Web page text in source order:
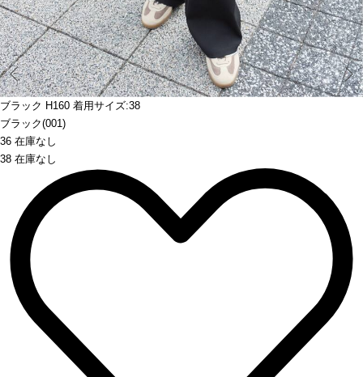
ブラック H160 着用サイズ:38
ブラック(001)
36 在庫なし
38 在庫なし
Prev